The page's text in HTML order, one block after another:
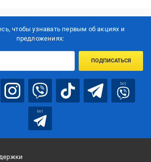
чтобы узнавать первым об акцияx и
предложениях:
ПОДПИСАТЬСЯ
bot
bot